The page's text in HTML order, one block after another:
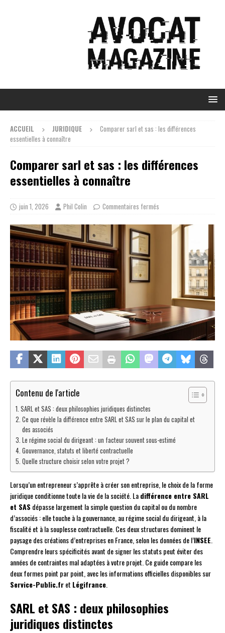
ACCUEIL JURIDIQUE
Comparer sarl et sas : les différences
essentielles à connaître
Comparer sarl et sas : les différences
essentielles à connaître
juin 1, 2026 Phil Colin Commentaires fermés
Contenu de l'article
SARL et SAS : deux philosophies juridiques distinctes
Ce que révèle la différence entre SARL et SAS sur le plan du capital et
des associés
Le régime social du dirigeant : un facteur souvent sous-estimé
Gouvernance, statuts et liberté contractuelle
Quelle structure choisir selon votre projet ?
Lorsqu’un entrepreneur s’apprête à créer son entreprise, le choix de la forme
juridique conditionne toute la vie de la société. Ladifférence entre SARL
et SAS dépasse largement la simple question du capital ou du nombre
d’associés : elle touche à la gouvernance, au régime social du dirigeant, à la
fiscalité et à la souplesse contractuelle. Ces deux structures dominent le
paysage des créations d’entreprises en France, selon les données de l’INSEE
Comprendre leurs spécificités avant de signer les statuts peut éviter des
années de contraintes mal adaptées à votre projet. Ce guide compare les
deux formes point par point, avec les informations officielles disponibles sur
Service-Public.fret Légifrance
SARL et SAS : deux philosophies
juridiques distinctes